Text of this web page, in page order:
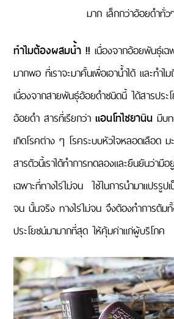
มาก เล็กกว่าอ้อยดำทั่ว
ทำไมต้องผสมน้ำ !! เนื่องจากอ้อยพันธุ์เ
มากพอ ที่เราจะมาคั้นเพื่อเอาน้ำได้ และทำ
เนื่องจากสายพันธุ์อ้อยดำชนิดนี้ ได้สารประ
อ้อยดำ สารที่เรียกว่าแอนโทไซยานิน มีบ
เกิดโรคต่าง ๆ โรคระบบหัวใจหลอดเลือด
สารตัวนี้เราได้ทำการทดลองและยืนยันว่ามี
เฉพาะที่ทางไร่ไม่จน ใช้ในการนำมาแปรรูป
จน นั้นจริง ทางไร่ไม่จน จึงต้องทำการต้มทั้
ประโยชน์มามากที่สุด ให้คุ้มค่าแก่ผู้บริโภค